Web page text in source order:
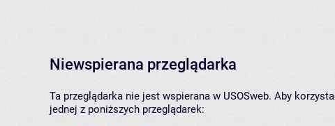
Niewspierana przeglądarka
Ta przeglądarka nie jest wspierana w USOSweb. Aby
jednej z poniższych przeglądarek: